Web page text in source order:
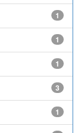
1
1
1
3
1